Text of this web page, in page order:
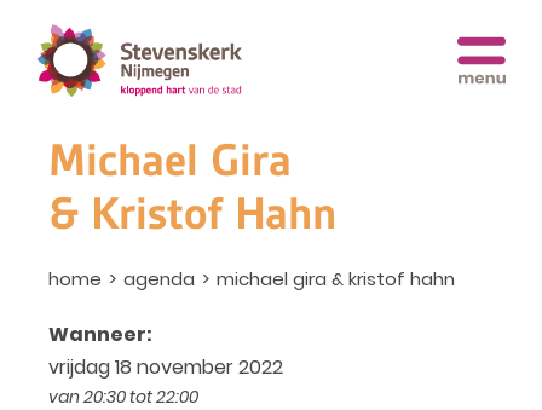
Michael Gira
& Kristof Hahn
home agenda michael gira & kristof hahn
Wanneer:
vrijdag 18 november 2022
van 20:30 tot 22:00